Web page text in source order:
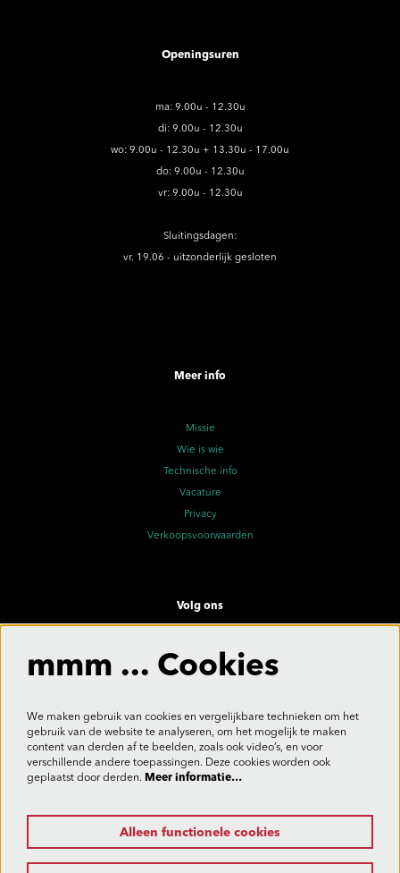
Openingsuren
ma: 9.00u - 12.30u
di: 9.00u - 12.30u
wo: 9.00u - 12.30u + 13.30u - 17.00u
do: 9.00u - 12.30u
vr: 9.00u - 12.30u
Sluitingsdagen:
vr. 19.06 - uitzonderlijk gesloten
Meer info
Missie
Wie is wie
Technische info
Vacature
Privacy
Verkoopsvoorwaarden
Volg ons
Aanmelden
Deze site wordt beschermd door reCAPTCHA, dataverwerking gebeurt in overeenstemming met de
mmm ... Cookies
We maken gebruik van cookies en vergelijkbare technieken om het
gebruik van de website te analyseren, om het mogelijk te maken
content van derden af te beelden, zoals ook video’s, en voor
verschillende andere toepassingen. Deze cookies worden ook
geplaatst door derden. Meer informatie…
Alleen functionele cookies